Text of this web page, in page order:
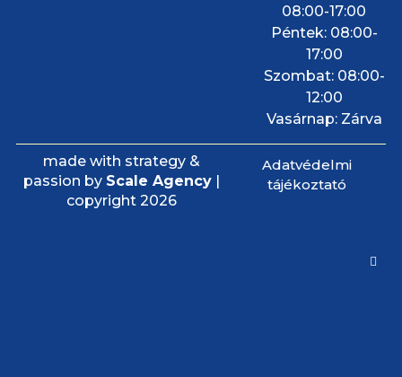
08:00-17:00
Péntek: 08:00-
17:00
Szombat: 08:00-
12:00
Vasárnap: Zárva
made with strategy &
passion by Scale Agency |
copyright 2026
Adatvédelmi
tájékoztató